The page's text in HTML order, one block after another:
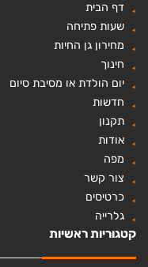
דף הבית
שעות פתיחה
מחירון גן החיות
חינוך
יום הולדת או מסיבת סיום
חדשות
תקנון
אודות
מפה
צור קשר
כרטיסים
גלרייה
קטגוריות ראשיות